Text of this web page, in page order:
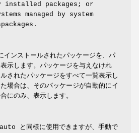
installed packages; or
managed by system
ンストールされたパッケージを、パ
示します。パッケージを与えなけれ
されたパッケージをすべて一覧表示し
場合は、そのパッケージが自動的にイ
にのみ、表示します。
と同様に使用できますが、手動で